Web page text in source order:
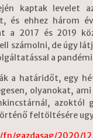
kaptak levelet
és ehhez három
a 2017 és 2019
számolni, de úgy
a
a határidőt, egy
olyanokat,
azoktól
feltöltésére
gazdasag/2020/